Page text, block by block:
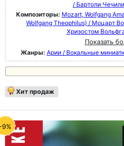
/ Бартоли
Композиторы: Mozart, Wolfgang
Wolfgang Theophilus) / Моцарт
Хризостом
Показать
Жанры: Арии / Вокальные
Хит продаж
9%